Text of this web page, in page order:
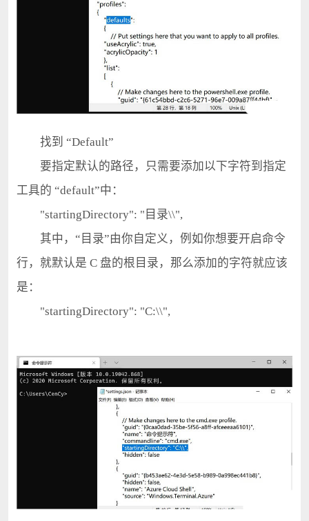
找到 “Default”
要指定默认的路径，只需要添加以下字符到指定
工具的 “default”中：
"startingDirectory": "目录\\",
其中，“目录”由你自定义，例如你想要开启命令
行，就默认是 C 盘的根目录，那么添加的字符就应该
是：
"startingDirectory": "C:\\",